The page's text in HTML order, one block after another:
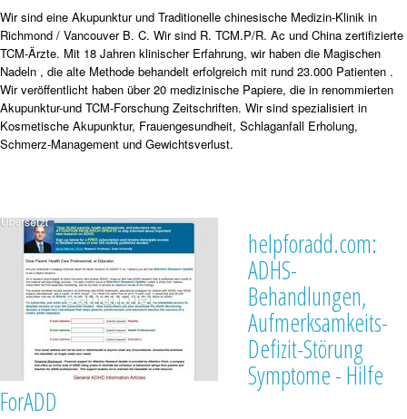
Wir sind eine Akupunktur und Traditionelle chinesische Medizin-Klinik in
Richmond / Vancouver B. C. Wir sind R. TCM.P/R. Ac und China zertifizierte
TCM-Ärzte. Mit 18 Jahren klinischer Erfahrung, wir haben die Magischen
Nadeln , die alte Methode behandelt erfolgreich mit rund 23.000 Patienten .
Wir veröffentlicht haben über 20 medizinische Papiere, die in renommierten
Akupunktur-und TCM-Forschung Zeitschriften. Wir sind spezialisiert in
Kosmetische Akupunktur, Frauengesundheit, Schlaganfall Erholung,
Schmerz-Management und Gewichtsverlust.
helpforadd.com:
ADHS-
Behandlungen,
Aufmerksamkeits-
Defizit-Störung
Symptome - Hilfe
ForADD